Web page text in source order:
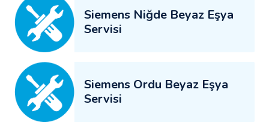
Siemens Niğde Beyaz Eşya
Servisi
Siemens Ordu Beyaz Eşya
Servisi